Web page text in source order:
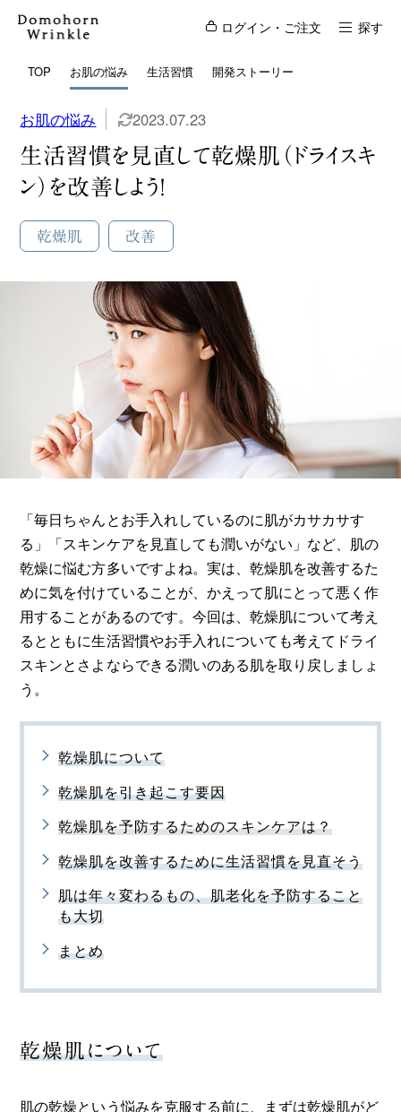
ログイン・ご注文 探す
TOP お肌の悩み 生活習慣 開発ストーリー
お肌の悩み 2023.07.23
生活習慣を見直して乾燥肌（ドライスキ
ン）を改善しよう！
乾燥肌 改善
「毎日ちゃんとお手入れしているのに肌がカサカサす
る」「スキンケアを見直しても潤いがない」など、肌の
乾燥に悩む方多いですよね。実は、乾燥肌を改善するた
めに気を付けていることが、かえって肌にとって悪く作
用することがあるのです。今回は、乾燥肌について考え
るとともに生活習慣やお手入れについても考えてドライ
スキンとさよならできる潤いのある肌を取り戻しましょ
う。
乾燥肌について
乾燥肌を引き起こす要因
乾燥肌を予防するためのスキンケアは？
乾燥肌を改善するために生活習慣を見直そう
肌は年々変わるもの、肌老化を予防すること
も大切
まとめ
乾燥肌について
肌の乾燥という悩みを克服する前に、まずは乾燥肌がど